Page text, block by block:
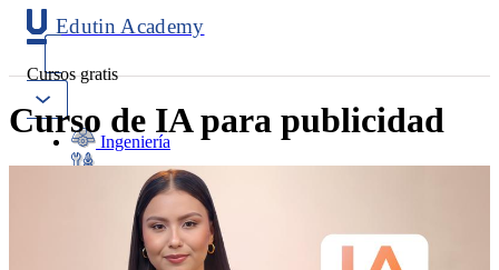
Edutin Academy
Cursos gratis
Ingeniería
Mantenimiento
Software
Diseño
Negocios
Curso de IA para publicidad